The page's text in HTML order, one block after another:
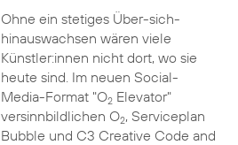
Ohne ein stetiges Über-sich-
hinauswachsen wären viele
Künstler:innen nicht dort, wo sie
heute sind. Im neuen Social-
Media-Format "O2Elevator"
versinnbildlichen O2, Serviceplan
Bubble und C3 Creative Code and